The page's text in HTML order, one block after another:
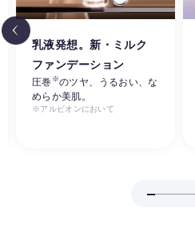
乳液発想。新・ミルク
ファンデーション
圧巻 ※のツヤ、うるおい、な
めらか美肌。
※アルビオンにおいて